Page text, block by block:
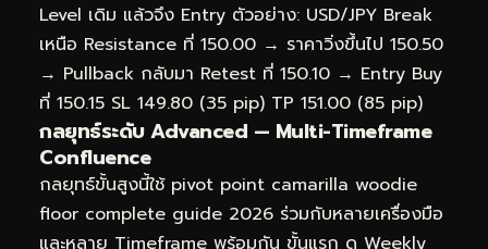
Level เดิม แล้วจึง Entry ตัวอย่าง: USD/JPY Break
เหนือ Resistance ที่ 150.00 → ราคาวิ่งขึ้นไป 150.50
→ Pullback กลับมา Retest ที่ 150.10 → Entry Buy
ที่ 150.15 SL 149.80 (35 pip) TP 151.00 (85 pip)
กลยุทธ์ระดับ Advanced — Multi-Timeframe
Confluence
กลยุทธ์ขั้นสูงนี้ใช้ pivot point camarilla woodie
floor complete guide 2026 ร่วมกับหลายเครื่องมือ
และหลาย Timeframe พร้อมกัน ขั้นแรก ดู Weekly